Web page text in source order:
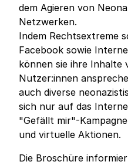
dem Agieren von
Netzwerken.
Indem Rechtsextreme
Facebook sowie
können sie ihre Inhalte
Nutzer:innen
auch diverse
sich nur auf das
"Gefällt mir"-
und virtuelle Aktionen.
Die Broschüre